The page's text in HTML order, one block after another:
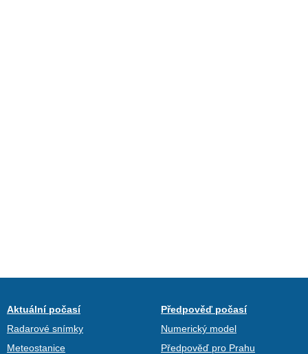
Aktuální počasí
Radarové snímky
Meteostanice
Předpověď počasí
Numerický model
Předpověď pro Prahu